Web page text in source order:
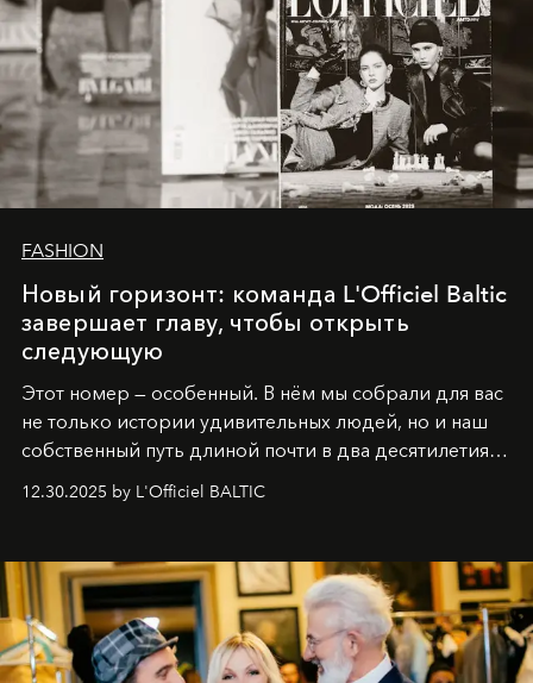
FASHION
Новый горизонт: команда L'Officiel Baltic
завершает главу, чтобы открыть
следующую
Этот номер — особенный. В нём мы собрали для вас
не только истории удивительных людей, но и наш
собственный путь длиной почти в два десятилетия.
души говорим спасибо каждому, кто был с нами все
самыми искренними пожеланиями и теплом, ваша
командаL’Officiel Baltic .
12.30.2025 by L'Officiel BALTIC